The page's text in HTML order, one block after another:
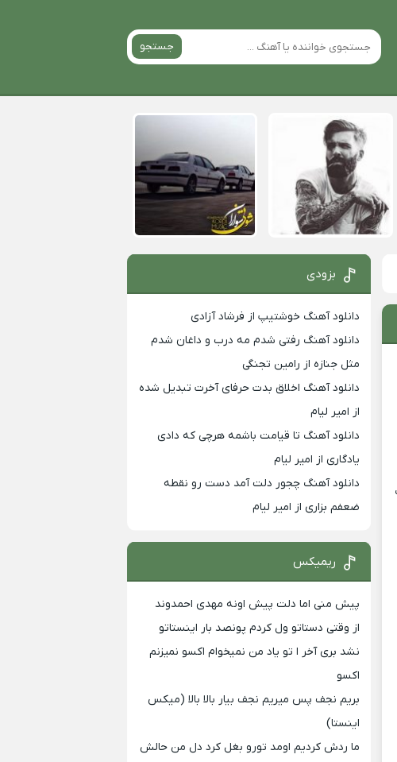
جستجو
بزودی
دانلود آهنگ خوشتیپ از فرشاد آزادی
دانلود آهنگ رفتی شدم مه درب و داغان شدم
مثل جنازه از رامین تجنگی
دانلود آهنگ اخلاق بدت حرفای آخرت تبدیل شده
از امیر لیام
دانلود آهنگ تا قیامت باشمه هرچی که دادی
یادگاری از امیر لیام
دانلود آهنگ چجور دلت آمد دست رو نقطه
ضعفم بزاری از امیر لیام
ریمیکس
پیش منی اما دلت پیش اونه مهدی احمدوند
از وقتی دستاتو ول کردم پونصد بار اینستاتو
نشد بری آخر ا تو یاد من نمیخوام اکسو نمیزنم
اکسو
بریم نجف پس میریم نجف بیار بالا بالا (میکس
اینستا)
ما ردش کردیم اومد تورو بغل کرد دل من حالش